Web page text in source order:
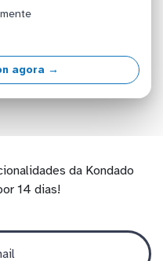
agora →
da Kondado
14 dias!